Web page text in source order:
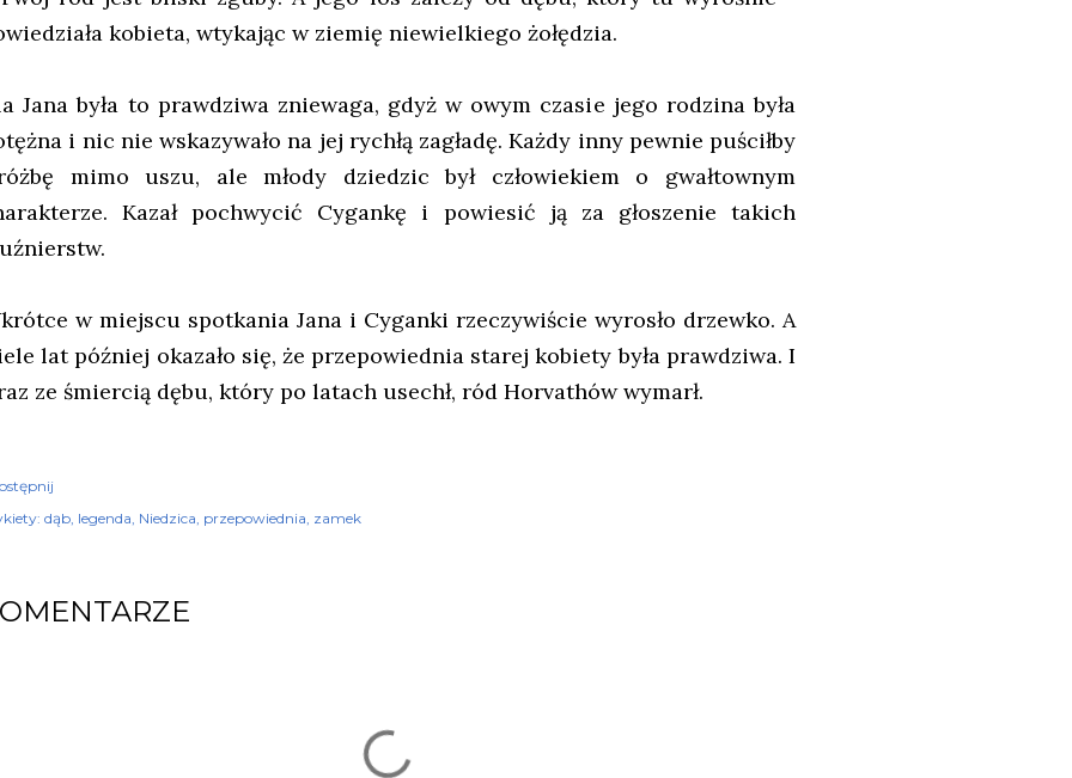
kobieta, wtykając w ziemię niewielkiego żołędzia.
Jana była to prawdziwa zniewaga, gdyż w owym czasie jego rodzina była
i nic nie wskazywało na jej rychłą zagładę. Każdy inny pewnie puściłby
mimo uszu, ale młody dziedzic był człowiekiem o gwałtownym
Kazał pochwycić Cygankę i powiesić ją za głoszenie takich
w miejscu spotkania Jana i Cyganki rzeczywiście wyrosło drzewko. A
lat później okazało się, że przepowiednia starej kobiety była prawdziwa. I
ze śmiercią dębu, który po latach usechł, ród Horvathów wymarł.
dąb legenda Niedzica przepowiednia zamek